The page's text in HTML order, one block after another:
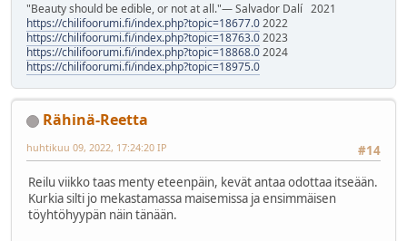
"Beauty should be edible, or not at all."― Salvador Dalí 2021
https://chilifoorumi.fi/index.php?topic=18677.02022
https://chilifoorumi.fi/index.php?topic=18763.02023
https://chilifoorumi.fi/index.php?topic=18868.02024
https://chilifoorumi.fi/index.php?topic=18975.0
Rähinä-Reetta
#14
huhtikuu 09, 2022, 17:24:20 IP
Reilu viikko taas menty eteenpäin, kevät antaa odottaa itseään.
Kurkia silti jo mekastamassa maisemissa ja ensimmäisen
töyhtöhyypän näin tänään.